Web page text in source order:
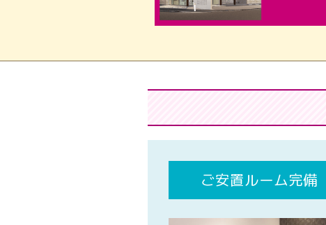
ご安置ルーム完備